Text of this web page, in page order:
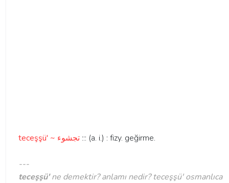
teceşşü' ~ تجشوء ::: (a. i.) : fizy. geğirme.
---
teceşşü'ne demektir? anlamı nedir? teceşşü' osmanlıca